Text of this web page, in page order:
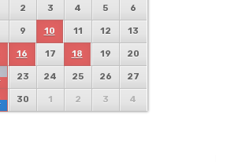
2 3 4 5 6
9 10 11 12 13
16 17 18 19 20
23 24 25 26 27
30 1 2 3 4